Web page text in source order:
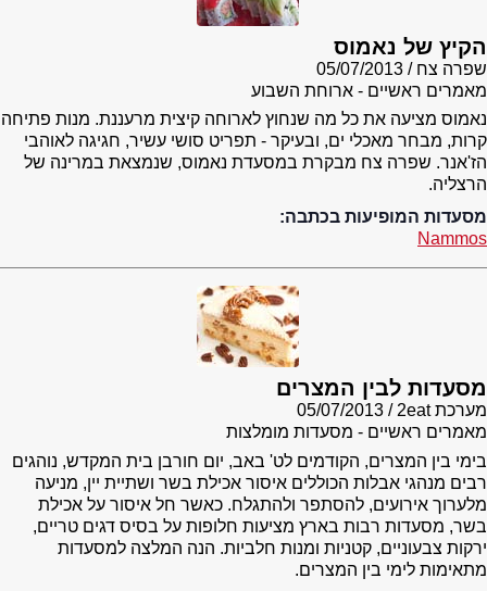
הקיץ של נאמוס
שפרה צח
05/07/2013
מאמרים ראשיים - ארוחת השבוע
נאמוס מציעה את כל מה שנחוץ לארוחה קיצית מרעננת. מנות פתיחה
קרות, מבחר מאכלי ים, ובעיקר - תפריט סושי עשיר, חגיגה לאוהבי
הז'אנר. שפרה צח מבקרת במסעדת נאמוס, שנמצאת במרינה של
הרצליה.
מסעדות המופיעות בכתבה:
Nammos
מסעדות לבין המצרים
מערכת 2eat
05/07/2013
מאמרים ראשיים - מסעדות מומלצות
בימי בין המצרים, הקודמים לט' באב, יום חורבן בית המקדש, נוהגים
רבים מנהגי אבלות הכוללים איסור אכילת בשר ושתיית יין, מניעה
מלערוך אירועים, להסתפר ולהתגלח. כאשר חל איסור על אכילת
בשר, מסעדות רבות בארץ מציעות חלופות על בסיס דגים טריים,
ירקות צבעוניים, קטניות ומנות חלביות. הנה המלצה למסעדות
מתאימות לימי בין המצרים.